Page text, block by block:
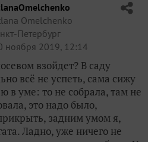
Omelchenko
Петербург
ноября 2019, 12:14
взойдет? В саду
всё не успеть, сама сижу
в уме: то не собрала, там не
это надо было,
задним умом я,
Ладно, уже ничего не